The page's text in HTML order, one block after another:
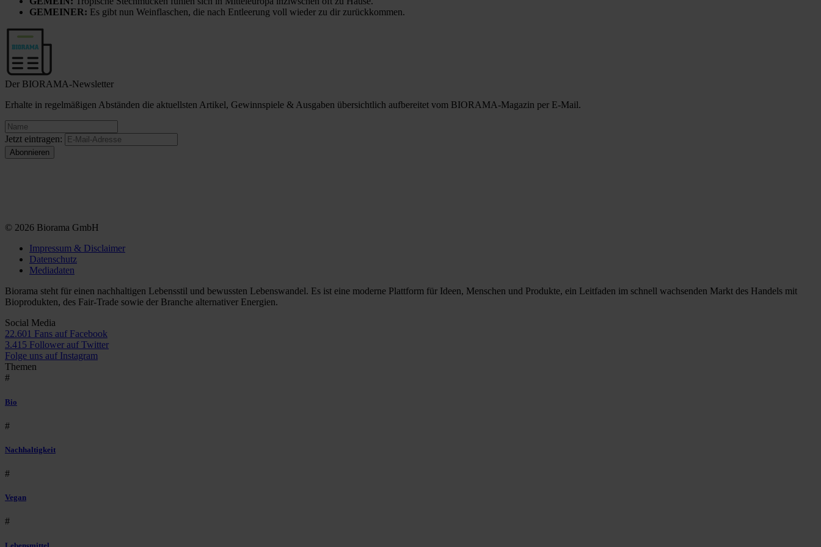
GEMEINER: Es gibt nun Weinflaschen, die nach Entleerung voll wieder zu dir zurückkommen.
Der BIORAMA-Newsletter
Erhalte in regelmäßigen Abständen die aktuellsten Artikel, Gewinnspiele & Ausgaben übersichtlich aufbereitet vom BIORAMA-Magazin per E-Mail.
Jetzt eintragen:
© 2026 Biorama GmbH
Impressum & Disclaimer
Datenschutz
Mediadaten
Biorama steht für einen nachhaltigen Lebensstil und bewussten Lebenswandel. Es ist eine moderne Plattform für Ideen, Menschen und Produkte, ein Leitfaden im schnell wachsenden Markt des Handels mit
Bioprodukten, des Fair-Trade sowie der Branche alternativer Energien.
Social Media
22.601 Fans auf Facebook
3.415 Follower auf Twitter
Folge uns auf Instagram
Themen
#
Bio
#
Nachhaltigkeit
#
Vegan
#